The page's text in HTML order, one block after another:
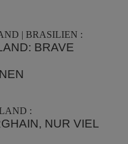
| BRASILIEN :
BRAVE
:
NUR VIEL